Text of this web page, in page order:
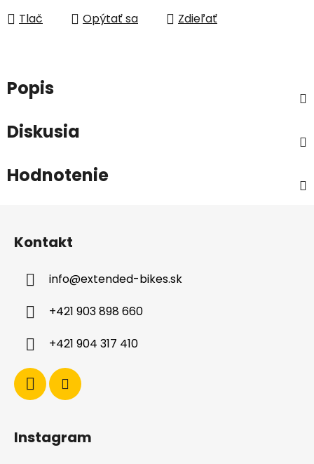
Tlač Opýtať sa Zdieľať
Popis
Diskusia
Hodnotenie
Kontakt
info@extended-bikes.sk
+421 903 898 660
+421 904 317 410
Instagram